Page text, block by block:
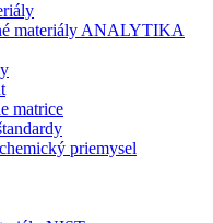
materiály ANALYTIKA
matrice
priemysel